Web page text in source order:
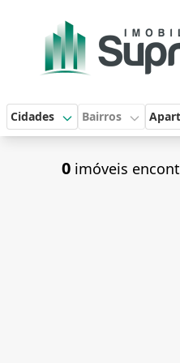
Cidades Bairros
0 imóveis